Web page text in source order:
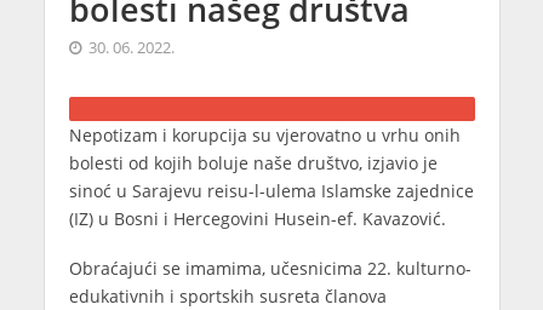
bolesti našeg društva
30. 06. 2022.
Nepotizam i korupcija su vjerovatno u vrhu onih
bolesti od kojih boluje naše društvo, izjavio je
sinoć u Sarajevu reisu-l-ulema Islamske zajednice
(IZ) u Bosni i Hercegovini Husein-ef. Kavazović.
Obraćajući se imamima, učesnicima 22. kulturno-
edukativnih i sportskih susreta članova